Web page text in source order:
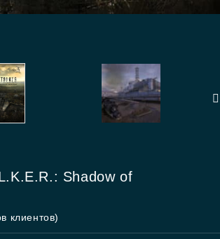
Shadow of
клиентов)